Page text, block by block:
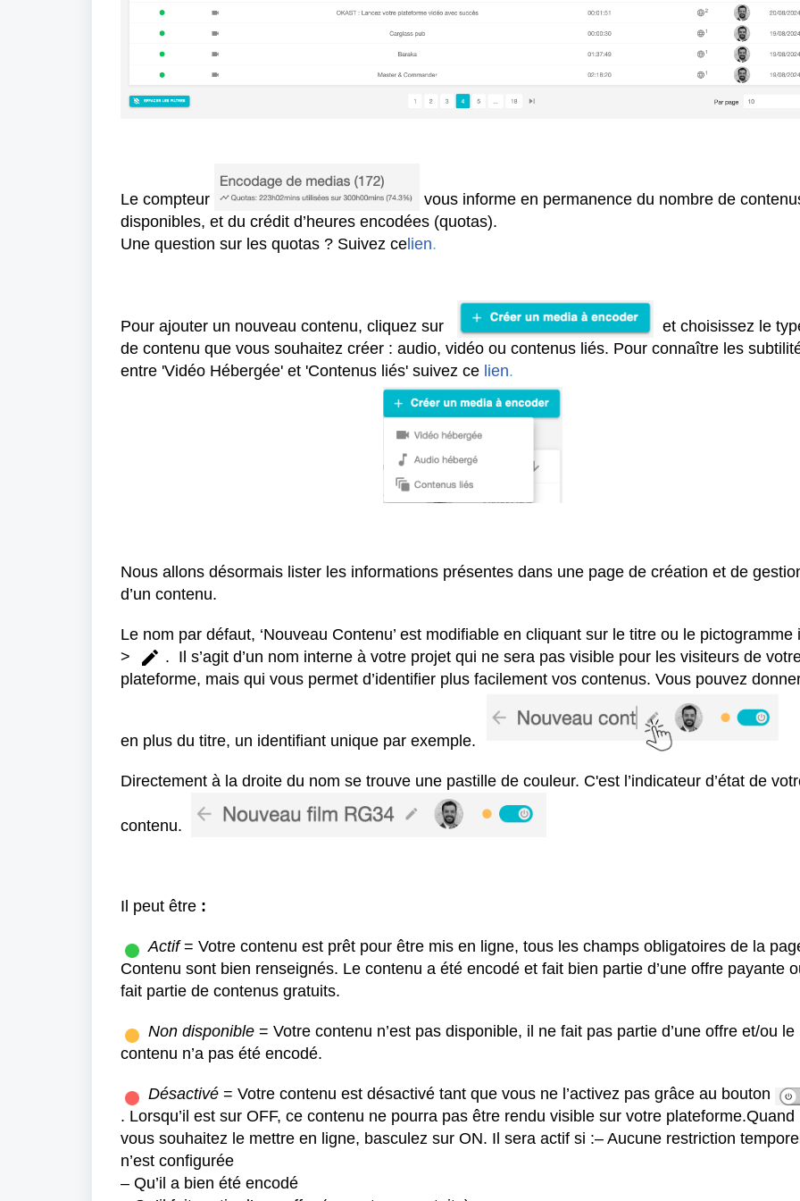
Le compteur
vous informe en permanence du nombre de
disponibles, et du crédit d’heures encodées (quotas).
Une question sur les quotas ? Suivez celien.
Pour ajouter un nouveau contenu, cliquez sur
et choisissez le
de contenu que vous souhaitez créer : audio, vidéo ou contenus liés. Pour connaître les
entre 'Vidéo Hébergée' et 'Contenus liés' suivez ce lien.
Nous allons désormais lister les informations présentes dans une page de création et de
d’un contenu.
Le nom par défaut, ‘Nouveau Contenu’ est modifiable en cliquant sur le titre ou le pictogramme
>
. Il s’agit d’un nom interne à votre projet qui ne sera pas visible pour les visiteurs de
plateforme, mais qui vous permet d’identifier plus facilement vos contenus. Vous pouvez
en plus du titre, un identifiant unique par exemple.
Directement à la droite du nom se trouve une pastille de couleur. C'est l’indicateur d’état de
contenu.
Il peut être :
Actif= Votre contenu est prêt pour être mis en ligne, tous les champs obligatoires de la
Contenu sont bien renseignés. Le contenu a été encodé et fait bien partie d’une offre payante
fait partie de contenus gratuits.
Non disponible = Votre contenu n’est pas disponible, il ne fait pas partie d’une offre et/ou le
contenu n’a pas été encodé.
Désactivé = Votre contenu est désactivé tant que vous ne l’activez pas grâce au bouton
. Lorsqu’il est sur OFF, ce contenu ne pourra pas être rendu visible sur votre plateforme.Quand
vous souhaitez le mettre en ligne, basculez sur ON. Il sera actif si :– Aucune restriction
n’est configurée
– Qu’il a bien été encodé